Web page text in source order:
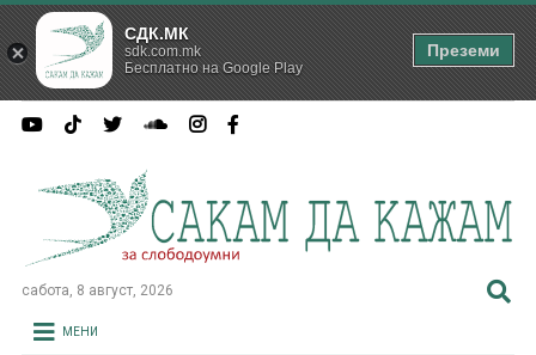
сабота, 8 август, 2026
МЕНИ
СДК.МК
sdk.com.mk
Бесплатно на Google Play
Преземи